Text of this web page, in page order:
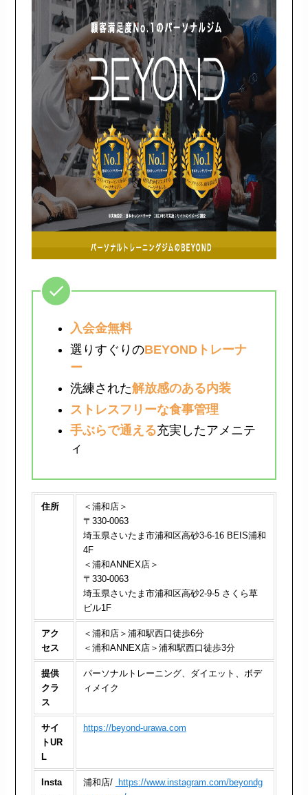
入会金無料
選りすぐりのBEYONDトレーナ
ー
洗練された解放感のある内装
ストレスフリーな食事管理
手ぶらで通える充実したアメニテ
ィ
住所
＜浦和店＞
〒330-0063
埼玉県さいたま市浦和区高砂3-6-16 BEIS浦和
4F
＜浦和ANNEX店＞
〒330-0063
埼玉県さいたま市浦和区高砂2-9-5 さくら草
ビル1F
アク
セス
＜浦和店＞浦和駅西口徒歩6分
＜浦和ANNEX店＞浦和駅西口徒歩3分
提供
クラ
ス
パーソナルトレーニング、ダイエット、ボデ
ィメイク
サイ
トUR
L
https://beyond-urawa.com
Insta
浦和店/
https://www.instagram.com/beyondg